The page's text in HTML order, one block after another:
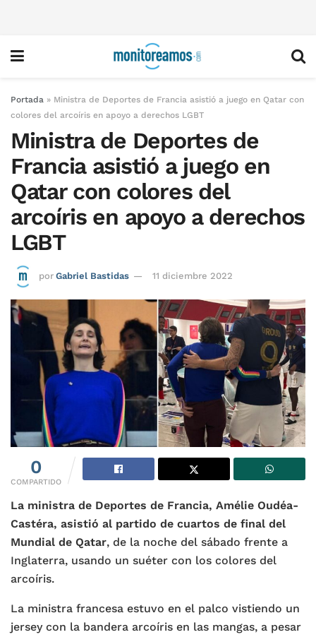
Portada » Ministra de Deportes de Francia asistió a juego en Qatar con
colores del arcoíris en apoyo a derechos LGBT
Ministra de Deportes de
Francia asistió a juego en
Qatar con colores del
arcoíris en apoyo a derechos
LGBT
por Gabriel Bastidas 11 diciembre 2022
0
COMPARTIDO
La ministra de Deportes de Francia, Amélie Oudéa-
Castéra, asistió al partido de cuartos de final del
Mundial de Qatar, de la noche del sábado frente a
Inglaterra, usando un suéter con los colores del
arcoíris.
La ministra francesa estuvo en el palco vistiendo un
jersey con la bandera arcoíris en las mangas, a pesar